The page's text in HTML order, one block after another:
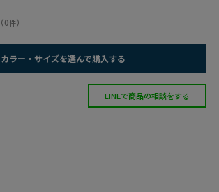
（0件）
カラー・サイズを選んで購入する
LINEで商品の相談をする